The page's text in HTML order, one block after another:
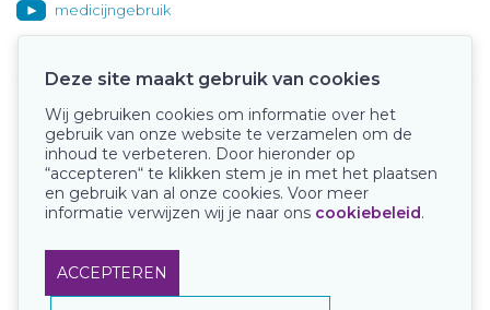
medicijngebruik
Onze keurmerken
Deze site maakt gebruik van cookies
Wij gebruiken cookies om informatie over het
gebruik van onze website te verzamelen om de
inhoud te verbeteren. Door hieronder op
“accepteren“ te klikken stem je in met het plaatsen
en gebruik van al onze cookies. Voor meer
informatie verwijzen wij je naar ons cookiebeleid.
ACCEPTEREN